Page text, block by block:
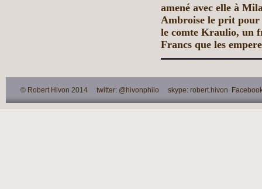
amené avec elle à
Ambroise le prit
le comte Kraulio, un
Francs que les
© Robert Hivon 2014 twitter: @hivonphilo skype: robert.hivon